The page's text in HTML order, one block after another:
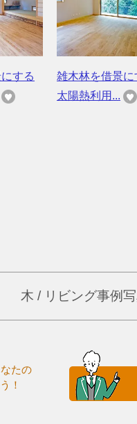
する
雑木林を借景に
太陽熱利用...
木 / リビング事例
たの
！